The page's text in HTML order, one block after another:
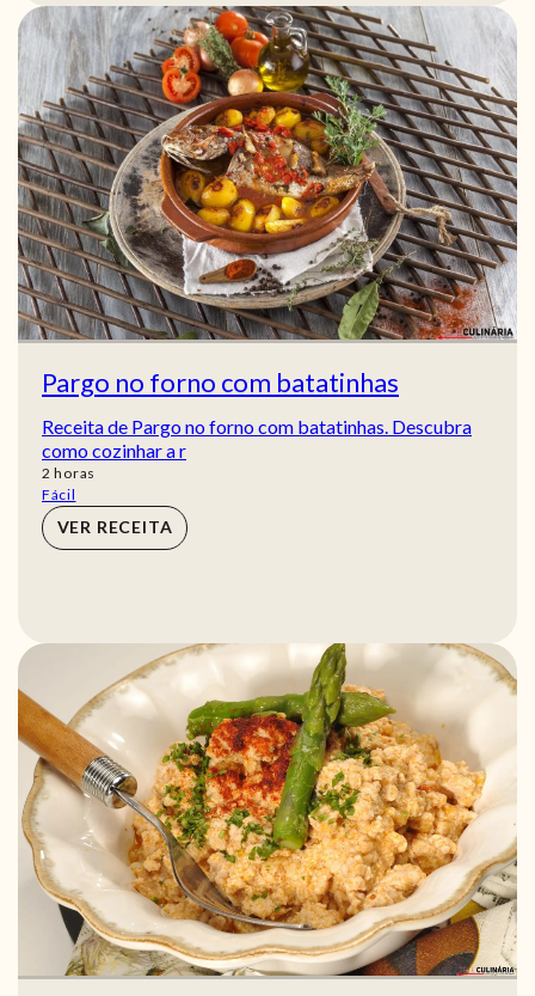
Pargo no forno com batatinhas
Receita de Pargo no forno com batatinhas. Descubra
como cozinhar a r
2 horas
horas
Fácil
VER RECEITA